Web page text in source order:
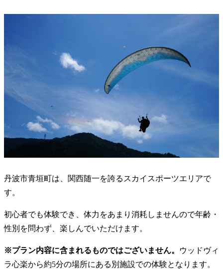
丹波市青垣町は、関西随一を誇るスカイスポーツエリアで
す。
初心者でも体験でき、体力をあまり消耗しませんので年齢・
性別を問わず、楽しんでいただけます。
※プラン内容に含まれるものではございません。
ウッドヴィ
ラ心楽から約5分の場所にある別施設での体験となります。